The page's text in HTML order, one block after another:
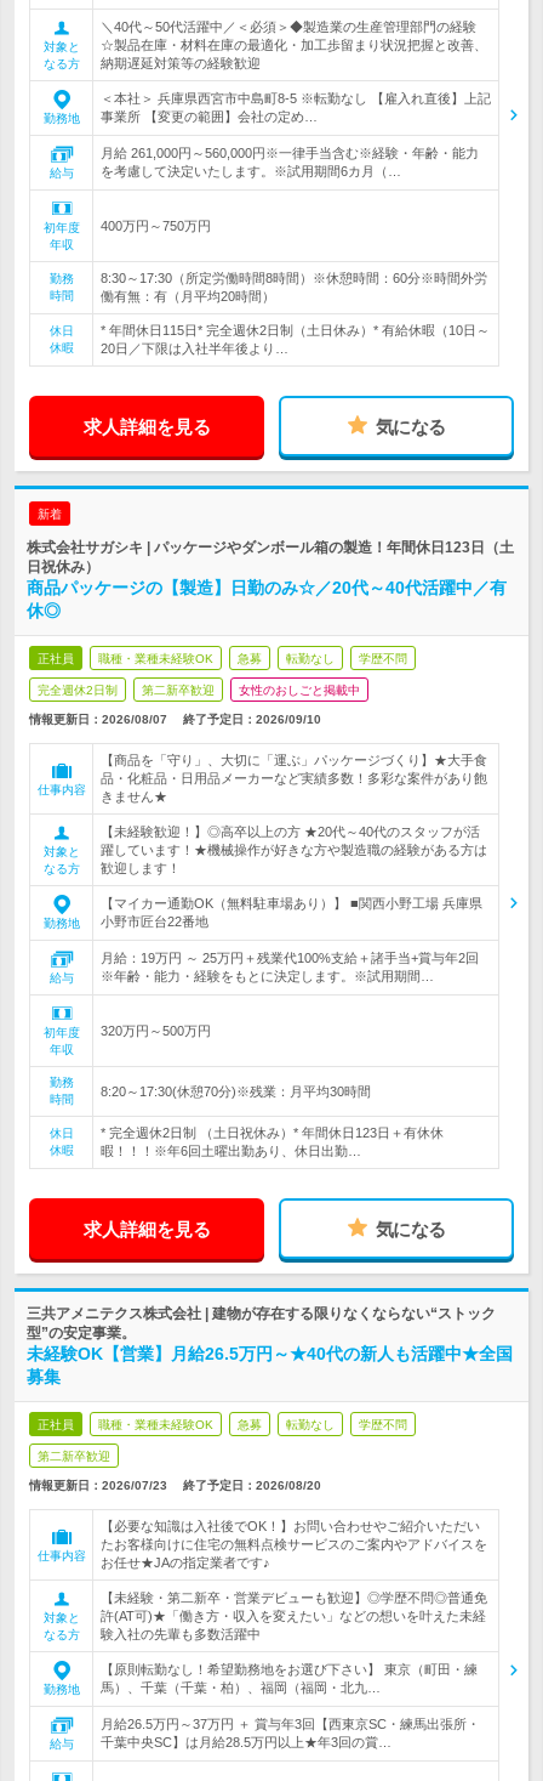
対象と
なる方
＼40代～50代活躍中／＜必須＞◆製造業の生産管理部門の経験
☆製品在庫・材料在庫の最適化・加工歩留まり状況把握と改善、
納期遅延対策等の経験歓迎
勤務地
＜本社＞ 兵庫県西宮市中島町8-5 ※転勤なし 【雇入れ直後】上記
事業所 【変更の範囲】会社の定め…
給与
月給 261,000円～560,000円※一律手当含む※経験・年齢・能力
を考慮して決定いたします。※試用期間6カ月（…
初年度
年収
400万円～750万円
勤務
時間
8:30～17:30（所定労働時間8時間）※休憩時間：60分※時間外労
働有無：有（月平均20時間）
休日
休暇
* 年間休日115日* 完全週休2日制（土日休み）* 有給休暇（10日～
20日／下限は入社半年後より…
求人詳細を見る 気になる
新着
株式会社サガシキ | パッケージやダンボール箱の製造！年間休日123日（土
日祝休み）
商品パッケージの【製造】日勤のみ☆／20代～40代活躍中／有
休◎
正社員 職種・業種未経験OK 急募 転勤なし 学歴不問
完全週休2日制 第二新卒歓迎 女性のおしごと掲載中
情報更新日：2026/08/07 終了予定日： 2026/09/10
仕事内容
【商品を「守り」、大切に「運ぶ」パッケージづくり】★大手食
品・化粧品・日用品メーカーなど実績多数！多彩な案件があり飽
きません★
対象と
なる方
【未経験歓迎！】◎高卒以上の方 ★20代～40代のスタッフが活
躍しています！★機械操作が好きな方や製造職の経験がある方は
歓迎します！
勤務地
【マイカー通勤OK（無料駐車場あり）】 ■関西小野工場 兵庫県
小野市匠台22番地
給与
月給：19万円 ～ 25万円＋残業代100%支給＋諸手当+賞与年2回
※年齢・能力・経験をもとに決定します。※試用期間…
初年度
年収
320万円～500万円
勤務
時間
8:20～17:30(休憩70分)※残業：月平均30時間
休日
休暇
* 完全週休2日制 （土日祝休み）* 年間休日123日＋有休休
暇！！！※年6回土曜出勤あり、休日出勤…
求人詳細を見る 気になる
三共アメニテクス株式会社 | 建物が存在する限りなくならない“ストック
型”の安定事業。
未経験OK【営業】月給26.5万円～★40代の新人も活躍中★全国
募集
正社員 職種・業種未経験OK 急募 転勤なし 学歴不問
第二新卒歓迎
情報更新日：2026/07/23 終了予定日： 2026/08/20
仕事内容
【必要な知識は入社後でOK！】お問い合わせやご紹介いただい
たお客様向けに住宅の無料点検サービスのご案内やアドバイスを
お任せ★JAの指定業者です♪
対象と
なる方
【未経験・第二新卒・営業デビューも歓迎】◎学歴不問◎普通免
許(AT可)★「働き方・収入を変えたい」などの想いを叶えた未経
験入社の先輩も多数活躍中
勤務地
【原則転勤なし！希望勤務地をお選び下さい】 東京（町田・練
馬）、千葉（千葉・柏）、福岡（福岡・北九…
給与
月給26.5万円～37万円 ＋ 賞与年3回【西東京SC・練馬出張所・
千葉中央SC】は月給28.5万円以上★年3回の賞…